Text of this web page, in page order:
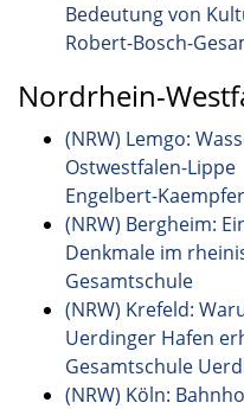
Bedeutung von
Robert-Bosch-
Nordrhein-
(NRW) Lemgo:
Ostwestfalen-Lippe
Engelbert-
(NRW) Bergheim:
Denkmale im
Gesamtschule
(NRW) Krefeld:
Uerdinger Hafen
Gesamtschule
(NRW) Köln: